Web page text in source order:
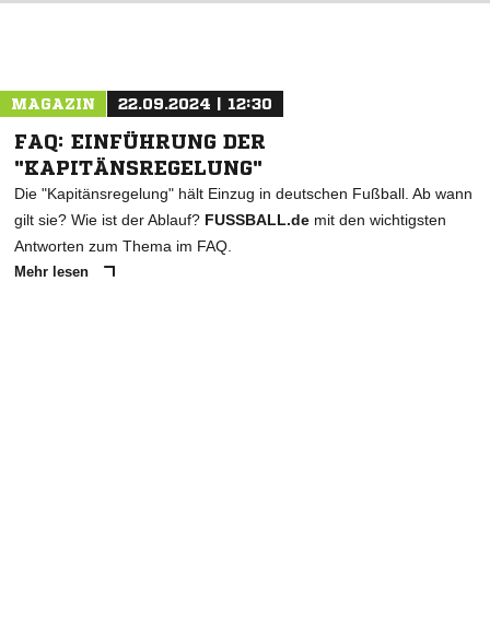
MAGAZIN 22.09.2024 | 12:30
FAQ: EINFÜHRUNG DER
"KAPITÄNSREGELUNG"
Die "Kapitänsregelung" hält Einzug in deutschen Fußball. Ab wann
gilt sie? Wie ist der Ablauf? FUSSBALL.de mit den wichtigsten
Antworten zum Thema im FAQ.
Mehr lesen